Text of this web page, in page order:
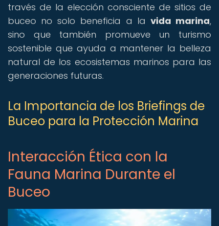
través de la elección consciente de sitios de
buceo no solo beneficia a la vida marina,
sino que también promueve un turismo
sostenible que ayuda a mantener la belleza
natural de los ecosistemas marinos para las
generaciones futuras.
La Importancia de los Briefings de
Buceo para la Protección Marina
Interacción Ética con la
Fauna Marina Durante el
Buceo